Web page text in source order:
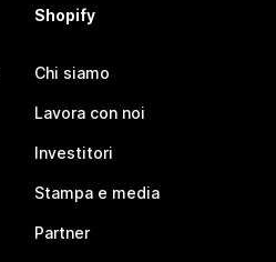
Shopify
Chi siamo
Lavora con noi
Investitori
Stampa e media
Partner